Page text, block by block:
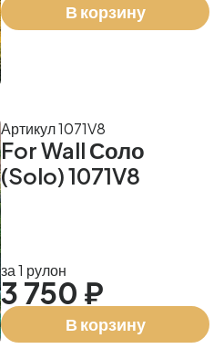
В корзину
For Wall Соло
(Solo) 1071V8
Артикул 1071V8
за 1 рулон
3 750 ₽
В корзину